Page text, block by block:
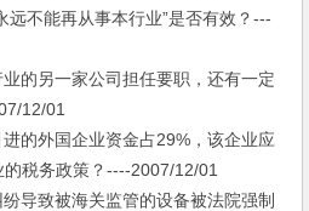
不能再从事本行业”是否有效？---
另一家公司担任要职，还有一定
12/01
外国企业资金占29%，该企业应
税务政策？----2007/12/01
致被海关监管的设备被法院强制